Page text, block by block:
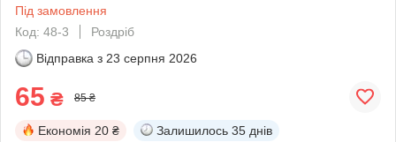
Під замовлення
Код: 48-3
Роздріб
Відправка з 23 серпня 2026
65 ₴ 85 ₴
Економія 20 ₴ Залишилось 35 днів